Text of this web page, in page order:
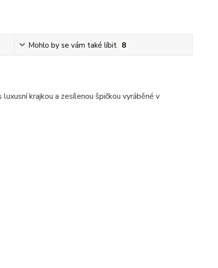
Mohlo by se vám také líbit 8
krajkou a zesílenou špičkou vyráběné v